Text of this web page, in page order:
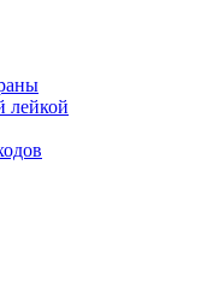
лейкой